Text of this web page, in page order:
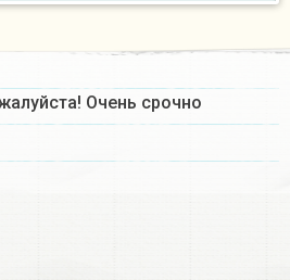
Очень срочно